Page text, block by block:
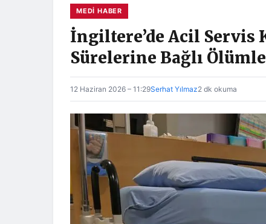
MEDI HABER
İngiltere’de Acil
Sürelerine Bağlı
12 Haziran 2026 – 11:29Serhat Yılmaz2 dk okuma